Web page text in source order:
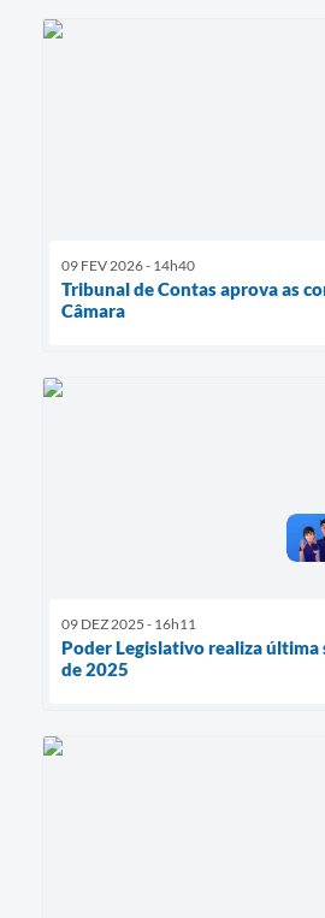
09 FEV 2026 - 14h40
Tribunal de Contas aprova as
Câmara
09 DEZ 2025 - 16h11
Poder Legislativo realiza última
de 2025